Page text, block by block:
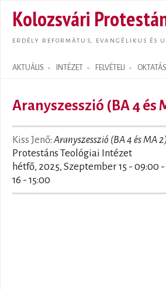
Kolozsvári
ERDÉLY REFORMÁTUS, EVANGÉLIKUS ÉS
AKTUÁLIS INTÉZET FELVÉTELI OKTATÁS
Search form
Aranyszesszió (BA 4 és
Kiss Jenő: Aranyszesszió (BA 4 és MA
Protestáns Teológiai Intézet
hétfő, 2025, Szeptember 15 - 09:00 -
16 - 15:00